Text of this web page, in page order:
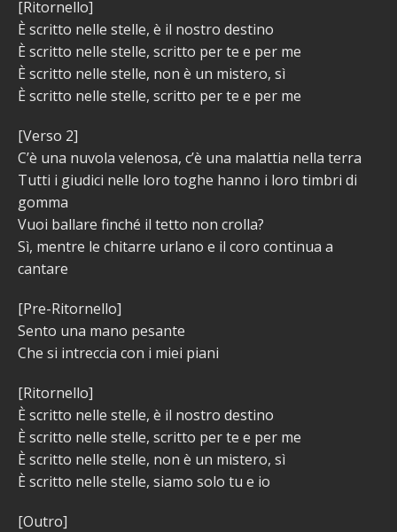
[Ritornello]
È scritto nelle stelle, è il nostro destino
È scritto nelle stelle, scritto per te e per me
È scritto nelle stelle, non è un mistero, sì
È scritto nelle stelle, scritto per te e per me
[Verso 2]
C’è una nuvola velenosa, c’è una malattia nella terra
Tutti i giudici nelle loro toghe hanno i loro timbri di
gomma
Vuoi ballare finché il tetto non crolla?
Sì, mentre le chitarre urlano e il coro continua a
cantare
[Pre-Ritornello]
Sento una mano pesante
Che si intreccia con i miei piani
[Ritornello]
È scritto nelle stelle, è il nostro destino
È scritto nelle stelle, scritto per te e per me
È scritto nelle stelle, non è un mistero, sì
È scritto nelle stelle, siamo solo tu e io
[Outro]